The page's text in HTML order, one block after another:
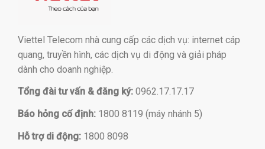
Viettel Telecom nhà cung cấp các dịch vụ: internet cáp
quang, truyền hình, các dịch vụ di động và giải pháp
dành cho doanh nghiệp.
Tổng đài tư vấn & đăng ký: 0962.17.17.17
Báo hỏng cố định: 1800 8119 (máy nhánh 5)
Hỗ trợ di động: 1800 8098